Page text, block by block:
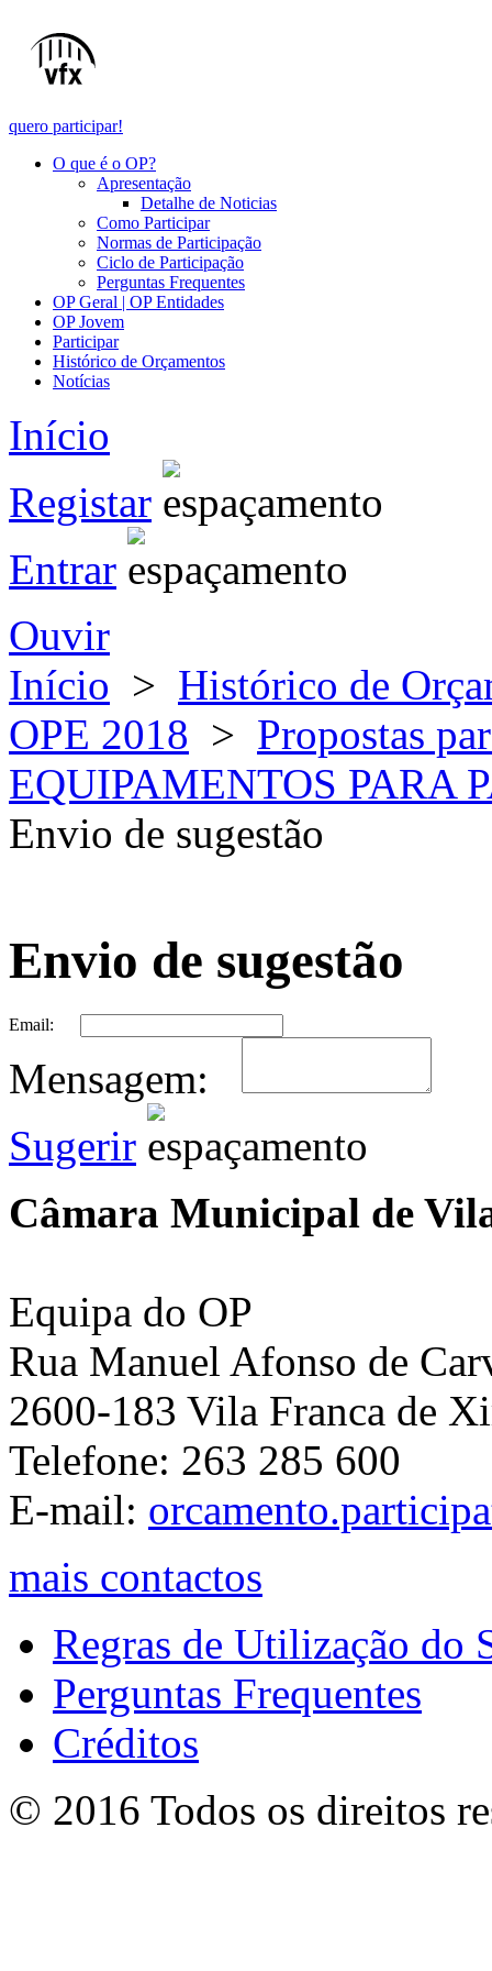
quero participar!
O que é o OP?
Apresentação
Detalhe de Noticias
Como Participar
Normas de Participação
Ciclo de Participação
Perguntas Frequentes
OP Geral | OP Entidades
OP Jovem
Participar
Histórico de Orçamentos
Notícias
Início
Registar
Entrar
Ouvir
Início > Histórico de
OPE 2018 > Propostas
EQUIPAMENTOS PARA
Envio de sugestão
Envio de sugestão
Email:
Mensagem:
Sugerir
Câmara Municipal de
Equipa do OP
Rua Manuel Afonso de
2600-183 Vila Franca de
Telefone: 263 285 600
E-mail:
mais contactos
Regras de Utilização do
Perguntas Frequentes
Créditos
© 2016 Todos os direitos